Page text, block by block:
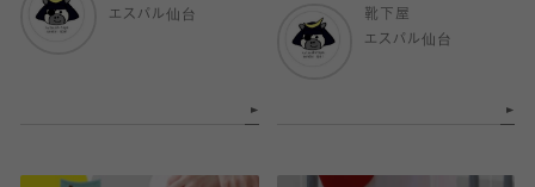
エスパル仙台
靴下屋
エスパル仙台